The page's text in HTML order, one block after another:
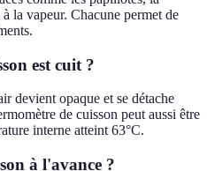
la vapeur. Chacune permet de
est cuit ?
devient opaque et se détache
de cuisson peut aussi être
interne atteint 63°C.
à l'avance ?